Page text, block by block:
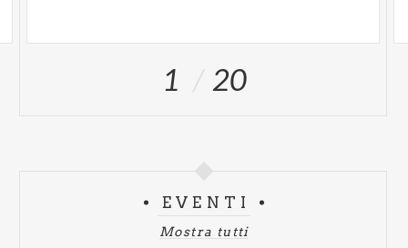
1 20
EVENTI
Mostra tutti